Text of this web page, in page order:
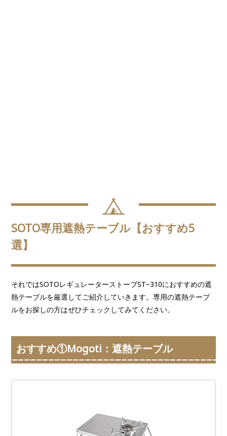
SOTO専用遮熱テーブル【おすすめ5
選】
それではSOTOレギュレーターストーブST−310におすすめの遮
熱テーブルを厳選してご紹介していきます。専用の遮熱テーブ
ルをお探しの方はぜひチェックしてみてください。
おすすめ①Mogoti：遮熱テーブル